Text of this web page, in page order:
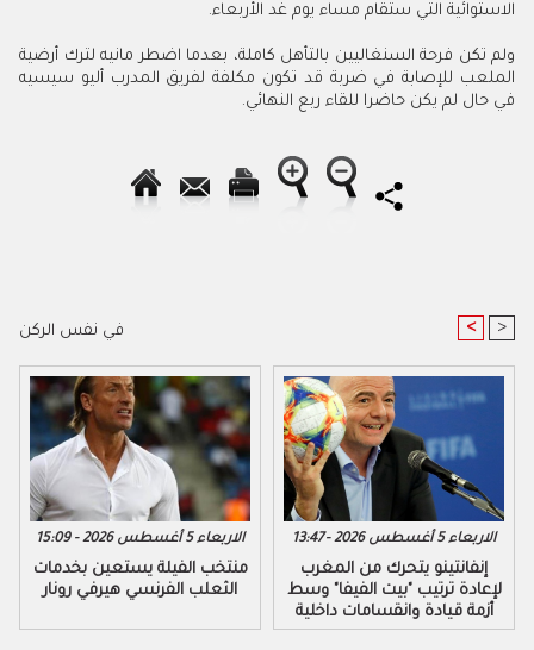
الاستوائية التي ستقام مساء يوم غد الأربعاء.
ولم تكن فرحة السنغاليين بالتأهل كاملة، بعدما اضطر مانيه لترك أرضية
الملعب للإصابة في ضربة قد تكون مكلفة لفريق المدرب أليو سيسيه
في حال لم يكن حاضرا للقاء ربع النهائي.
في نفس الركن < >
الاربعاء 5 أغسطس 2026 - 15:09
منتخب الفيلة يستعين بخدمات
الثعلب الفرنسي هيرفي رونار
الاربعاء 5 أغسطس 2026 - 13:47
إنفانتينو يتحرك من المغرب
لإعادة ترتيب "بيت الفيفا" وسط
أزمة قيادة وانقسامات داخلية